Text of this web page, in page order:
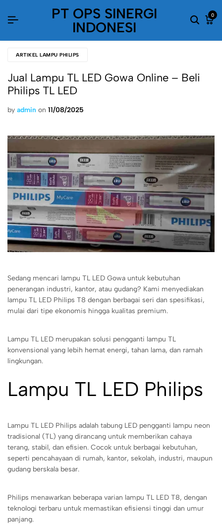
PT OPS SINERGI
INDONESI
0
ARTIKEL LAMPU PHILIPS
Jual Lampu TL LED Gowa Online – Beli
Philips TL LED
by admin on 11/08/2025
Sedang mencari lampu TL LED Gowa untuk kebutuhan
penerangan industri, kantor, atau gudang? Kami menyediakan
lampu TL LED Philips T8 dengan berbagai seri dan spesifikasi,
mulai dari tipe ekonomis hingga kualitas premium.
Lampu TL LED merupakan solusi pengganti lampu TL
konvensional yang lebih hemat energi, tahan lama, dan ramah
lingkungan.
Lampu TL LED Philips
Lampu TL LED Philips adalah tabung LED pengganti lampu neon
tradisional (TL) yang dirancang untuk memberikan cahaya
terang, stabil, dan efisien. Cocok untuk berbagai kebutuhan,
seperti pencahayaan di rumah, kantor, sekolah, industri, maupun
gudang berskala besar.
Philips menawarkan beberapa varian lampu TL LED T8, dengan
teknologi terbaru untuk memastikan efisiensi tinggi dan umur
panjang.